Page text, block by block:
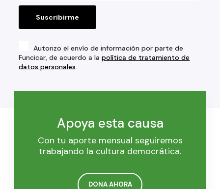
Autorizo el envío de información por parte de
Funcicar, de acuerdo a lapolítica de tratamiento de
datos personales.
Apoya esta causa
Con tu aporte mensual seguiremos
trabajando la cultura democrática.
DONA AHORA